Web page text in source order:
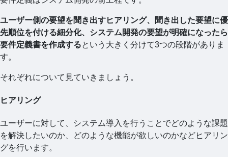
ユーザー側の要望を聞き出すヒアリング、聞き出した要望に優
先順位を付ける細分化、システム開発の要望が明確になったら
要件定義書を作成するという大きく分けて3つの段階がありま
す。
それぞれについて見ていきましょう。
ヒアリング
ユーザーに対して、システム導入を行うことでどのような課題
を解決したいのか、どのような機能が欲しいのかなどヒアリン
グを行います。